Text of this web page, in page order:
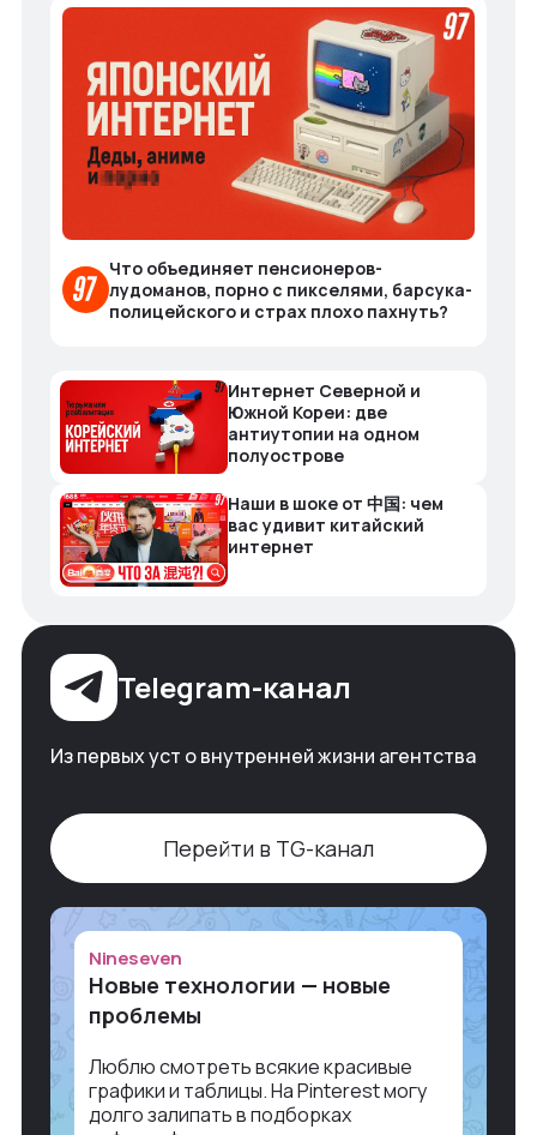
Что объединяет пенсионеров-
лудоманов, порно с пикселями, барсука-
полицейского и страх плохо пахнуть?
Интернет Северной и
Южной Кореи: две
антиутопии на одном
полуострове
Наши в шоке от 中国: чем
вас удивит китайский
интернет
Telegram-канал
Из первых уст о внутренней жизни агентства
Перейти в TG-канал
Nineseven
Новые технологии — новые
проблемы
Люблю смотреть всякие красивые
графики и таблицы. На Pinterest могу
долго залипать в подборках